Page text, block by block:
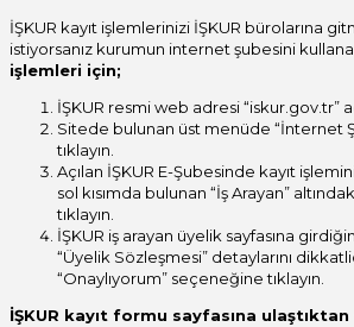
İŞKUR kayıt işlemlerinizi İŞKUR bürolarına
istiyorsanız kurumun internet şubesini
işlemleri için;
İŞKUR resmi web adresi “iskur.gov.tr”
Sitede bulunan üst menüde “İnternet
tıklayın.
Açılan İŞKUR E-Şubesinde kayıt
sol kısımda bulunan “İş Arayan”
tıklayın.
İŞKUR iş arayan üyelik sayfasına
“Üyelik Sözleşmesi” detaylarını
“Onaylıyorum” seçeneğine tıklayın.
İŞKUR kayıt formu sayfasına